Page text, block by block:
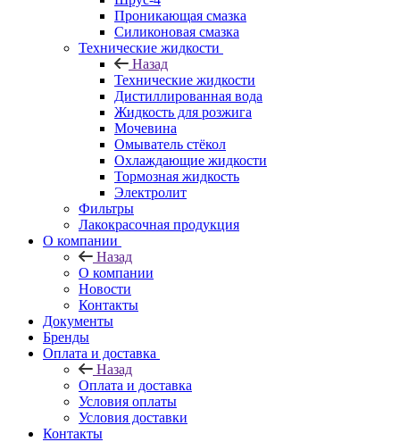
Проникающая смазка
Силиконовая смазка
Технические жидкости
Назад
Технические жидкости
Дистиллированная вода
Жидкость для розжига
Мочевина
Омыватель стёкол
Охлаждающие жидкости
Тормозная жидкость
Электролит
Фильтры
Лакокрасочная продукция
О компании
Назад
О компании
Новости
Контакты
Документы
Бренды
Оплата и доставка
Назад
Оплата и доставка
Условия оплаты
Условия доставки
Контакты